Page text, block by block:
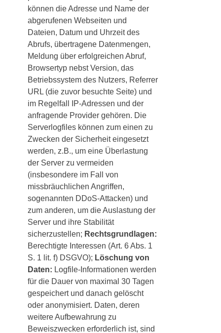
können die Adresse und Name der
abgerufenen Webseiten und
Dateien, Datum und Uhrzeit des
Abrufs, übertragene Datenmengen,
Meldung über erfolgreichen Abruf,
Browsertyp nebst Version, das
Betriebssystem des Nutzers, Referrer
URL (die zuvor besuchte Seite) und
im Regelfall IP-Adressen und der
anfragende Provider gehören. Die
Serverlogfiles können zum einen zu
Zwecken der Sicherheit eingesetzt
werden, z.B., um eine Überlastung
der Server zu vermeiden
(insbesondere im Fall von
missbräuchlichen Angriffen,
sogenannten DDoS-Attacken) und
zum anderen, um die Auslastung der
Server und ihre Stabilität
sicherzustellen; Rechtsgrundlagen:
Berechtigte Interessen (Art. 6 Abs. 1
S. 1 lit. f) DSGVO); Löschung von
Daten: Logfile-Informationen werden
für die Dauer von maximal 30 Tagen
gespeichert und danach gelöscht
oder anonymisiert. Daten, deren
weitere Aufbewahrung zu
Beweiszwecken erforderlich ist, sind